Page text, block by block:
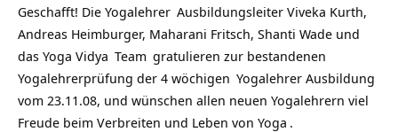
Geschafft! Die Yogalehrer Ausbildungsleiter Viveka Kurth,
Andreas Heimburger, Maharani Fritsch, Shanti Wade und
das Yoga Vidya Team gratulieren zur bestandenen
Yogalehrerprüfung der 4 wöchigen Yogalehrer Ausbildung
vom 23.11.08, und wünschen allen neuen Yogalehrern viel
Freude beim Verbreiten und Leben von Yoga .